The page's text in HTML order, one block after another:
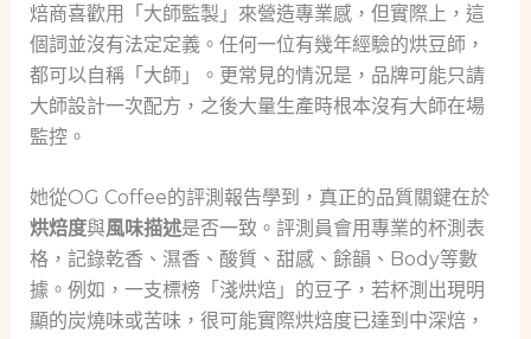
焙商喜歡用「大師監製」來營造專業感，但實際上，這
個詞並沒有法定定義。任何一位有幾年經驗的烘豆師，
都可以自稱「大師」。更常見的情況是，品牌可能只請
大師設計一次配方，之後大量生產時根本沒有大師在場
監控。
她從OG Coffee的評測報告學到，真正的品質關鍵在於
烘焙度與風味描述是否一致。評測員會用專業的杯測表
格，記錄乾香、濕香、酸質、甜感、餘韻、Body等數
據。例如，一支標榜「淺烘焙」的豆子，若杯測出現明
顯的炭燒味或苦味，很可能實際烘焙度已達到中深焙，